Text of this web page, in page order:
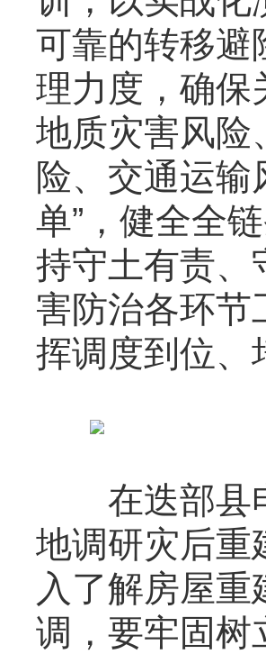
可靠的转移避
理力度，确保
地质灾害风险
险、交通运输
单”，健全全
持守土有责、
害防治各环节
挥调度到位、
在迭部县电
地调研灾后重
入了解房屋
调，要牢固树